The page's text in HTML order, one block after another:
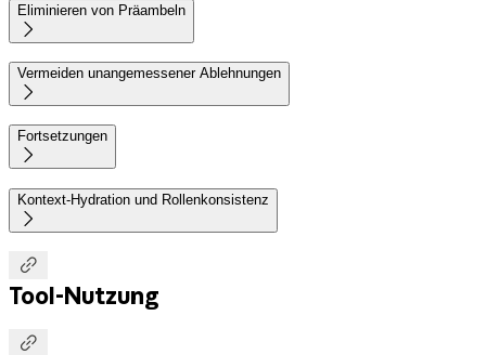
Eliminieren von Präambeln

Vermeiden unangemessener Ablehnungen

Fortsetzungen

Kontext-Hydration und Rollenkonsistenz


Tool-Nutzung
